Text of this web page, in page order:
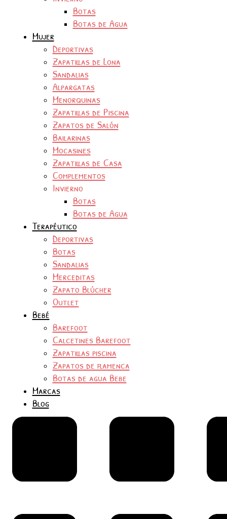
Botas
Botas de Agua
Mujer
Deportivas
Zapatillas de Lona
Sandalias
Alpargatas
Menorquinas
Zapatillas de Piscina
Zapatos de Salón
Bailarinas
Mocasines
Zapatillas de Casa
Complementos
Invierno
Botas
Botas de Agua
Terapéutico
Deportivas
Botas
Sandalias
Merceditas
Zapato Blúcher
Outlet
Bebé
Barefoot
Calcetines Barefoot
Zapatillas piscina
Zapatos de flamenca
Botas de agua Bebe
Marcas
Blog